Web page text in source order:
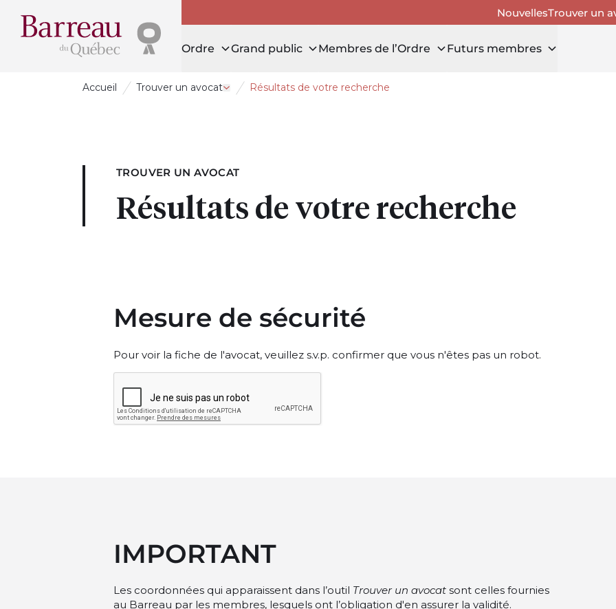
NouvellesTrouver un
Ordre Grand public Membres de l’Ordre Futurs membres
Accueil Trouver un avocat Ouvrir le tiroir Trouver un avocat
Résultats de votre recherche
TROUVER UN AVOCAT
Résultats de votre recherche
Mesure de sécurité
Pour voir la fiche de l'avocat, veuillez s.v.p. confirmer que vous n'êtes pas un robot.
IMPORTANT
Les coordonnées qui apparaissent dans l’outil Trouver un avocat sont celles fournies
au Barreau par les membres, lesquels ont l’obligation d'en assurer la validité.